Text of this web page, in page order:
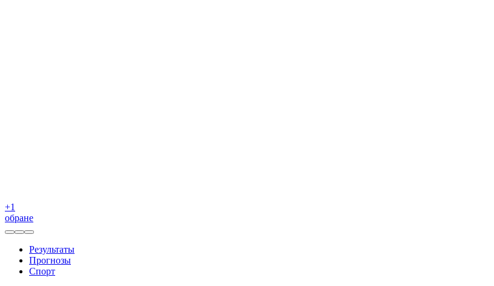
+1
обране
Результаты
Прогнозы
Спорт